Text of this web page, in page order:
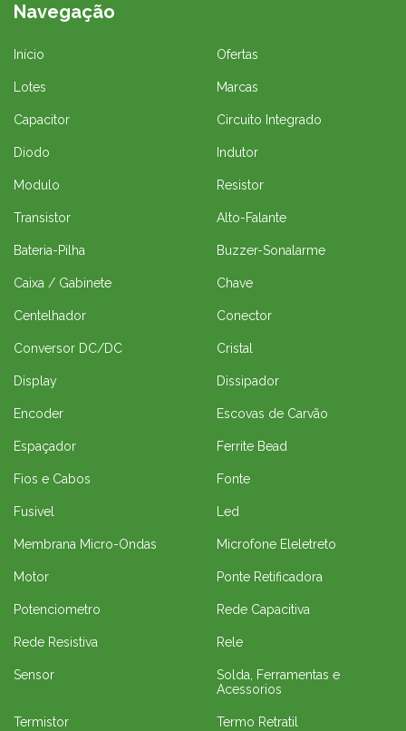
Navegação
Início Ofertas
Lotes Marcas
Capacitor Circuito Integrado
Diodo Indutor
Modulo Resistor
Transistor Alto-Falante
Bateria-Pilha Buzzer-Sonalarme
Caixa / Gabinete Chave
Centelhador Conector
Conversor DC/DC Cristal
Display Dissipador
Encoder Escovas de Carvão
Espaçador Ferrite Bead
Fios e Cabos Fonte
Fusivel Led
Membrana Micro-Ondas Microfone Eleletreto
Motor Ponte Retificadora
Potenciometro Rede Capacitiva
Rede Resistiva Rele
Sensor
Solda, Ferramentas e
Acessorios
Termistor Termo Retratil